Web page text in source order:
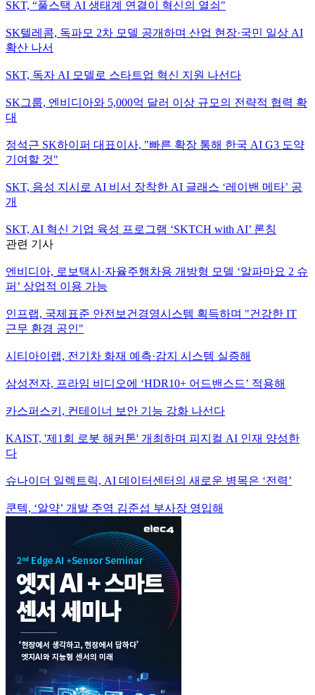
SKT, “풀스택 AI 생태계 연결이 혁신의 열쇠"
SK텔레콤, 독파모 2차 모델 공개하며 산업 현장·국민 일상 AI
확산 나서
SKT, 독자 AI 모델로 스타트업 혁신 지원 나선다
SK그룹, 엔비디아와 5,000억 달러 이상 규모의 전략적 협력 확
대
정석근 SK하이퍼 대표이사, "빠른 확장 통해 한국 AI G3 도약
기여할 것"
SKT, 음성 지시로 AI 비서 장착한 AI 글래스 ‘레이밴 메타’ 공
개
SKT, AI 혁신 기업 육성 프로그램 ‘SKTCH with AI’ 론칭
관련 기사
엔비디아, 로보택시·자율주행차용 개방형 모델 ‘알파마요 2 슈
퍼’ 상업적 이용 가능
인프랩, 국제표준 안전보건경영시스템 획득하며 "건강한 IT
근무 환경 공인"
시티아이랩, 전기차 화재 예측·감지 시스템 실증해
삼성전자, 프라임 비디오에 ‘HDR10+ 어드밴스드’ 적용해
카스퍼스키, 컨테이너 보안 기능 강화 나선다
KAIST, '제1회 로봇 해커톤' 개최하며 피지컬 AI 인재 양성한
다
슈나이더 일렉트릭, AI 데이터센터의 새로운 병목은 ‘전력’
쿤텍, ‘알약’ 개발 주역 김준섭 부사장 영입해